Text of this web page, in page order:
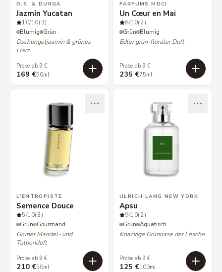
D.S. & DURGA
Jazmín Yucatan
10/10(3)
Blumig Grün
Dschungeljasmin & grünes
Harz
Probe ab 9 €
169 €50ml
PARFUMS MDCI
Un Cœur en Mai
6/10(2)
Grün Blumig
Edler grün-floraler Duft
Probe ab 9 €
235 €75ml
L'ENTROPISTE
Semence Douce
5/10(3)
Grün Gourmand
Grüner Mandel- und
Tulpenduft
Probe ab 9 €
210 €50ml
ULRICH LANG NEW YORK
Apsu
9/10(2)
Grün Aquatisch
Knackige Grünoase der Frische
Probe ab 9 €
125 €100ml